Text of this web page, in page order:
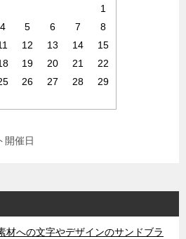
1
4 5 6 7
8
12 13 14
15
19 20 21
22
26 27 28
29
開催日
材への文字やデザインのサンドブラ